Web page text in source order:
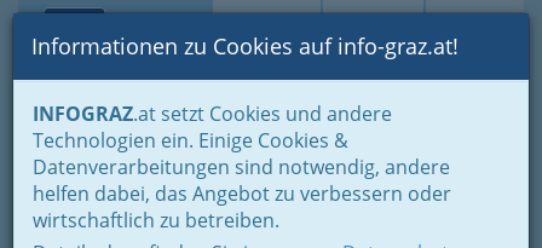
Suche Login Toggle
Informationen zu Cookies auf info-graz.at!
INFOGRAZ.at setzt Cookies und andere
Technologien ein. Einige Cookies &
Datenverarbeitungen sind notwendig, andere
helfen dabei, das Angebot zu verbessern oder
wirtschaftlich zu betreiben.
Home Lifestyle
Gleichklang für Körper, Geist und Seele
Adressen von Seminaranbietern
Yoga Austria - BYO -
Yogalehrausbildungen